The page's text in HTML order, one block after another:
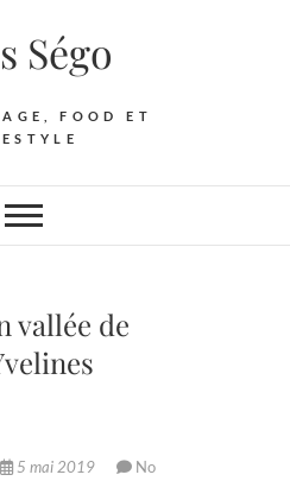
Ségo
FOOD ET
vallée de
5 mai 2019
No